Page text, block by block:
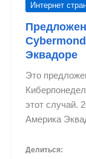
Интернет
Эквадоре
Это
этот случай.
Америка
Делиться: